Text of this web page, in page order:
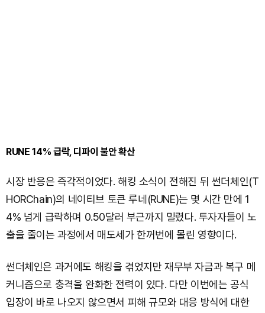
RUNE 14% 급락, 디파이 불안 확산
시장 반응은 즉각적이었다. 해킹 소식이 전해진 뒤 썬더체인(T
HORChain)의 네이티브 토큰 루네(RUNE)는 몇 시간 만에 1
4% 넘게 급락하며 0.50달러 부근까지 밀렸다. 투자자들이 노
출을 줄이는 과정에서 매도세가 한꺼번에 몰린 영향이다.
썬더체인은 과거에도 해킹을 겪었지만 재무부 자금과 복구 메
커니즘으로 충격을 완화한 전력이 있다. 다만 이번에는 공식
입장이 바로 나오지 않으면서 피해 규모와 대응 방식에 대한